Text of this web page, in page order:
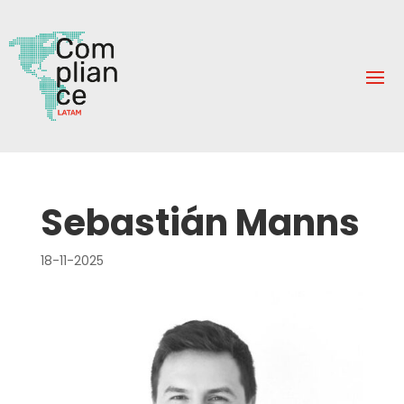
Sebastián Manns
18-11-2025